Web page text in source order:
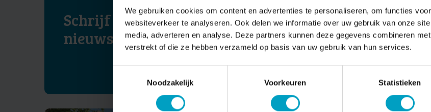
We gebruiken cookies om content en advertenties te personaliseren, om functies
websiteverkeer te analyseren. Ook delen we informatie over uw gebruik van onze
media, adverteren en analyse. Deze partners kunnen deze gegevens combineren
verstrekt of die ze hebben verzameld op basis van uw gebruik van hun services.
Noodzakelijk
Voorkeuren Statistieken
Schrijf je in voor onze
nieuwsbrief
Naam*